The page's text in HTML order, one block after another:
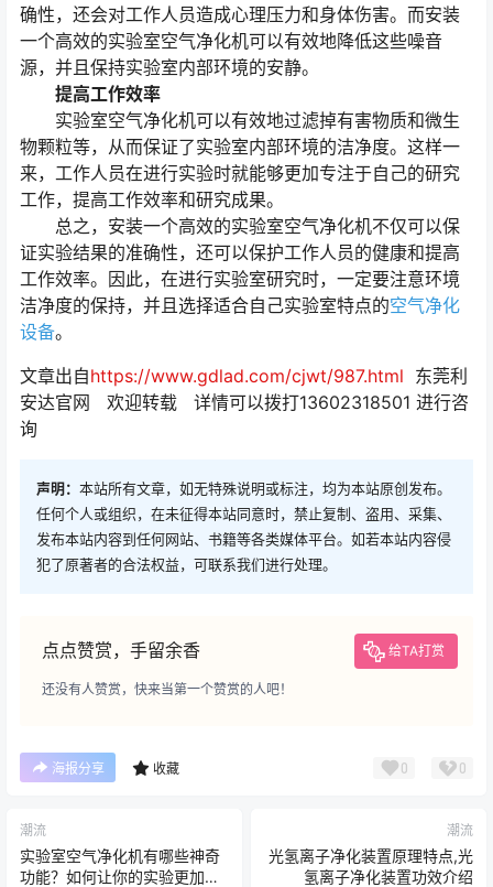
确性，还会对工作人员造成心理压力和身体伤害。而安装
一个高效的实验室空气净化机可以有效地降低这些噪音
源，并且保持实验室内部环境的安静。
提高工作效率
实验室空气净化机可以有效地过滤掉有害物质和微生
物颗粒等，从而保证了实验室内部环境的洁净度。这样一
来，工作人员在进行实验时就能够更加专注于自己的研究
工作，提高工作效率和研究成果。
总之，安装一个高效的实验室空气净化机不仅可以保
证实验结果的准确性，还可以保护工作人员的健康和提高
工作效率。因此，在进行实验室研究时，一定要注意环境
洁净度的保持，并且选择适合自己实验室特点的空气净化
设备。
文章出自https://www.gdlad.com/cjwt/987.html 东莞利
安达官网 欢迎转载 详情可以拨打13602318501 进行咨
询
声明： 本站所有文章，如无特殊说明或标注，均为本站原创发布。
任何个人或组织，在未征得本站同意时，禁止复制、盗用、采集、
发布本站内容到任何网站、书籍等各类媒体平台。如若本站内容侵
犯了原著者的合法权益，可联系我们进行处理。
点点赞赏，手留余香 给TA打赏
还没有人赞赏，快来当第一个赞赏的人吧！
海报分享 收藏 0 0
潮流
实验室空气净化机有哪些神奇
功能？如何让你的实验更加精
潮流
光氢离子净化装置原理特点,光
氢离子净化装置功效介绍